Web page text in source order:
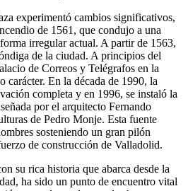
experimentó cambios significativos,
de 1561, que condujo a una
irregular actual. A partir de 1563,
de la ciudad. A principios del
de Correos y Telégrafos en la
carácter. En la década de 1990, la
completa y en 1996, se instaló la
por el arquitecto Fernando
de Pedro Monje. Esta fuente
sosteniendo un gran pilón
de construcción de Valladolid.
su rica historia que abarca desde la
ha sido un punto de encuentro vital